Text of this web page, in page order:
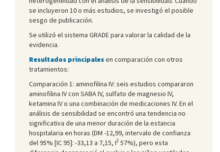
se incluyeron 10 o más estudios, se investigó el posible
sesgo de publicación.
Se utilizó el sistema GRADE para valorar la calidad de la
evidencia.
Resultados principalesen comparación con otros
tratamientos:
Comparación 1: aminofilina IV: seis estudios compararon
aminofilina IV con SABA IV, sulfato de magnesio IV,
ketamina IV o una combinación de medicaciones IV. En el
análisis de sensibilidad se encontró una tendencia no
significativa de una menor duración de la estancia
hospitalaria en horas (DM -12,99, intervalo de confianza
del 95% [IC 95]: -33,13 a 7,15, I2 57%), pero esta